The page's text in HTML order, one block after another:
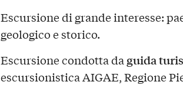
Escursione di grande interesse:
geologico e storico.
Escursione condotta da guida
escursionistica AIGAE, Regione